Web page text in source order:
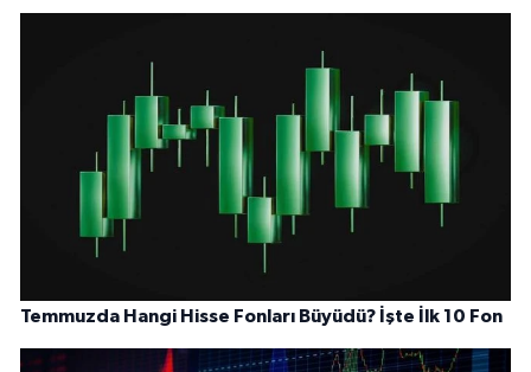
Temmuzda Hangi Hisse Fonları Büyüdü? İşte İlk 10 Fon